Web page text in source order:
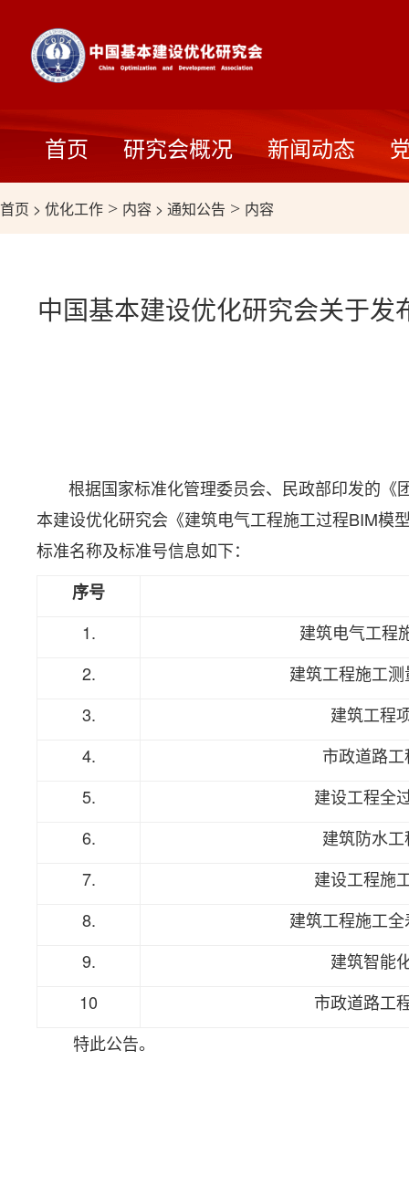
首页 研究会概况 新闻动态
首页 > 优化工作 > 内容 > 通知公告 > 内容
中国基本建设优化研究会关于
根据国家标准化管理委员会、民政部印发的《
本建设优化研究会《建筑电气工程施工过程BIM模
标准名称及标准号信息如下：
序号
1.
建筑电气工程
2.
建筑工程施工
3.
建筑工程
4.
市政道路
5.
建设工程全
6.
建筑防水
7.
建设工程施
8.
建筑工程施工
9.
建筑智能
10
市政道路工
特此公告。